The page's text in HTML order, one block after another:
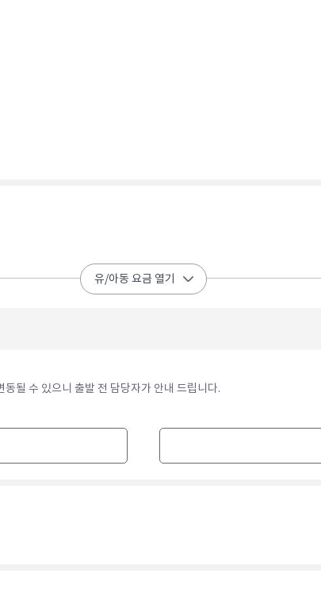
유/아동 요금 열기
될 수 있으니 출발 전 담당자가 안내 드립니다.